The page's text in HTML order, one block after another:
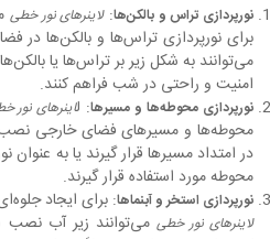
نورپردازی تراس و بالکن‌ها:لاینرهای نور خطی
برای نورپردازی تراس‌ها و بالکن‌ها در
می‌توانند به شکل زیر بر تراس‌ها یا
امنیت و راحتی در شب فراهم کنند.
نورپردازی محوطه‌ها و مسیرها: لاینرهای نور
محوطه‌ها و مسیرهای فضای خارجی نصب
در امتداد مسیرها قرار گیرند یا به عنوان
محوطه مورد استفاده قرار گیرند.
نورپردازی استخر و آبنماها: برای ایجاد
لاینرهای نور خطی می‌توانند زیر آب نصب